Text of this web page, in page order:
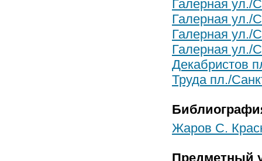
Галерная ул./
Галерная ул./
Галерная ул./
Галерная ул./
Декабристов
Труда пл./
Жаров С.
Предметный